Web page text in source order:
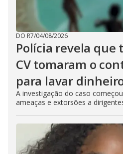
DO R7/04/08/2026
Polícia revela que
CV tomaram o
para lavar
A investigação do caso
ameaças e extorsões a